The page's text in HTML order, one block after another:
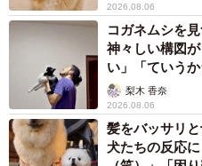
2026.08.06
コガネムシを
神々しい構図
い」「ていうか
梨木 香奈
2026.08.06
髪をバッサリ
犬たちの反応